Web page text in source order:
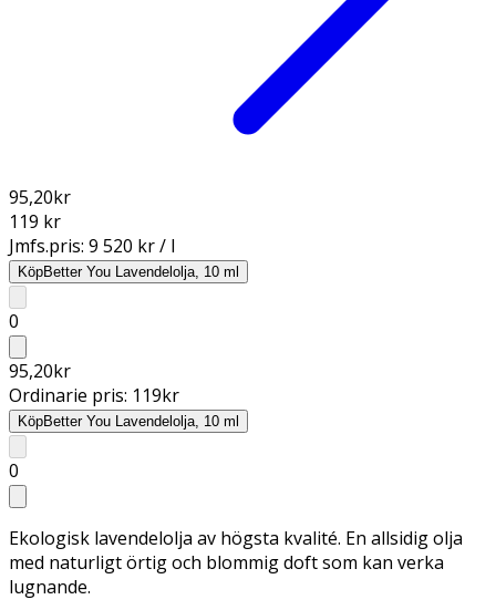
95,20kr
119 kr
Jmfs.pris: 9 520 kr / l
KöpBetter You Lavendelolja, 10 ml
0
95,20kr
Ordinarie pris: 119kr
KöpBetter You Lavendelolja, 10 ml
0
Ekologisk lavendelolja av högsta kvalité. En allsidig olja
med naturligt örtig och blommig doft som kan verka
lugnande.